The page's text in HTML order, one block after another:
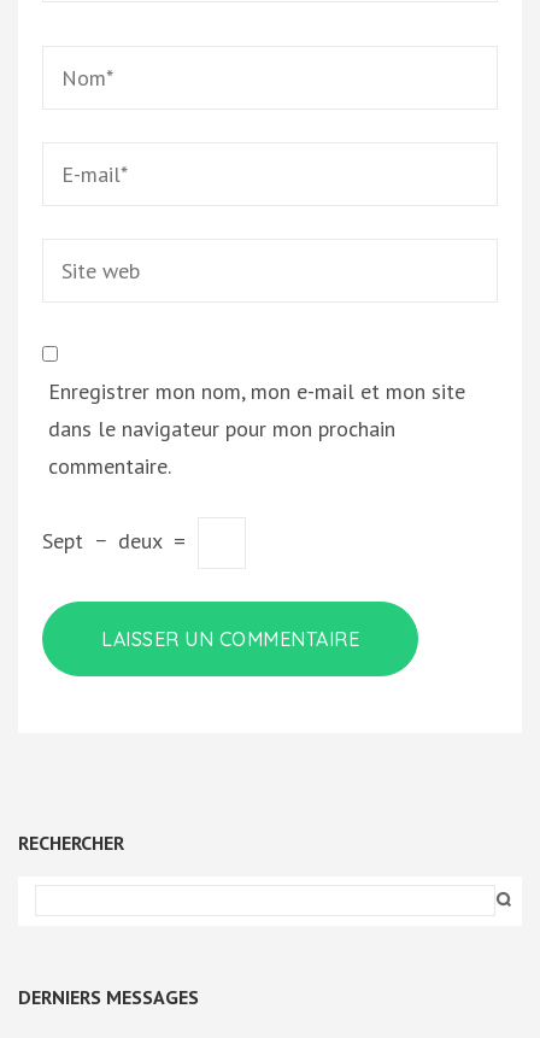
Enregistrer mon nom, mon e-mail et mon site
dans le navigateur pour mon prochain
commentaire.
Sept − deux =
RECHERCHER
DERNIERS MESSAGES